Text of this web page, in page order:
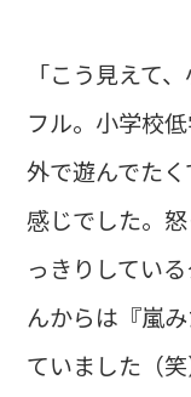
「こう見えて
フル。小学校
外で遊んでた
感じでした。
っきりしてい
んからは『嵐
ていました（笑